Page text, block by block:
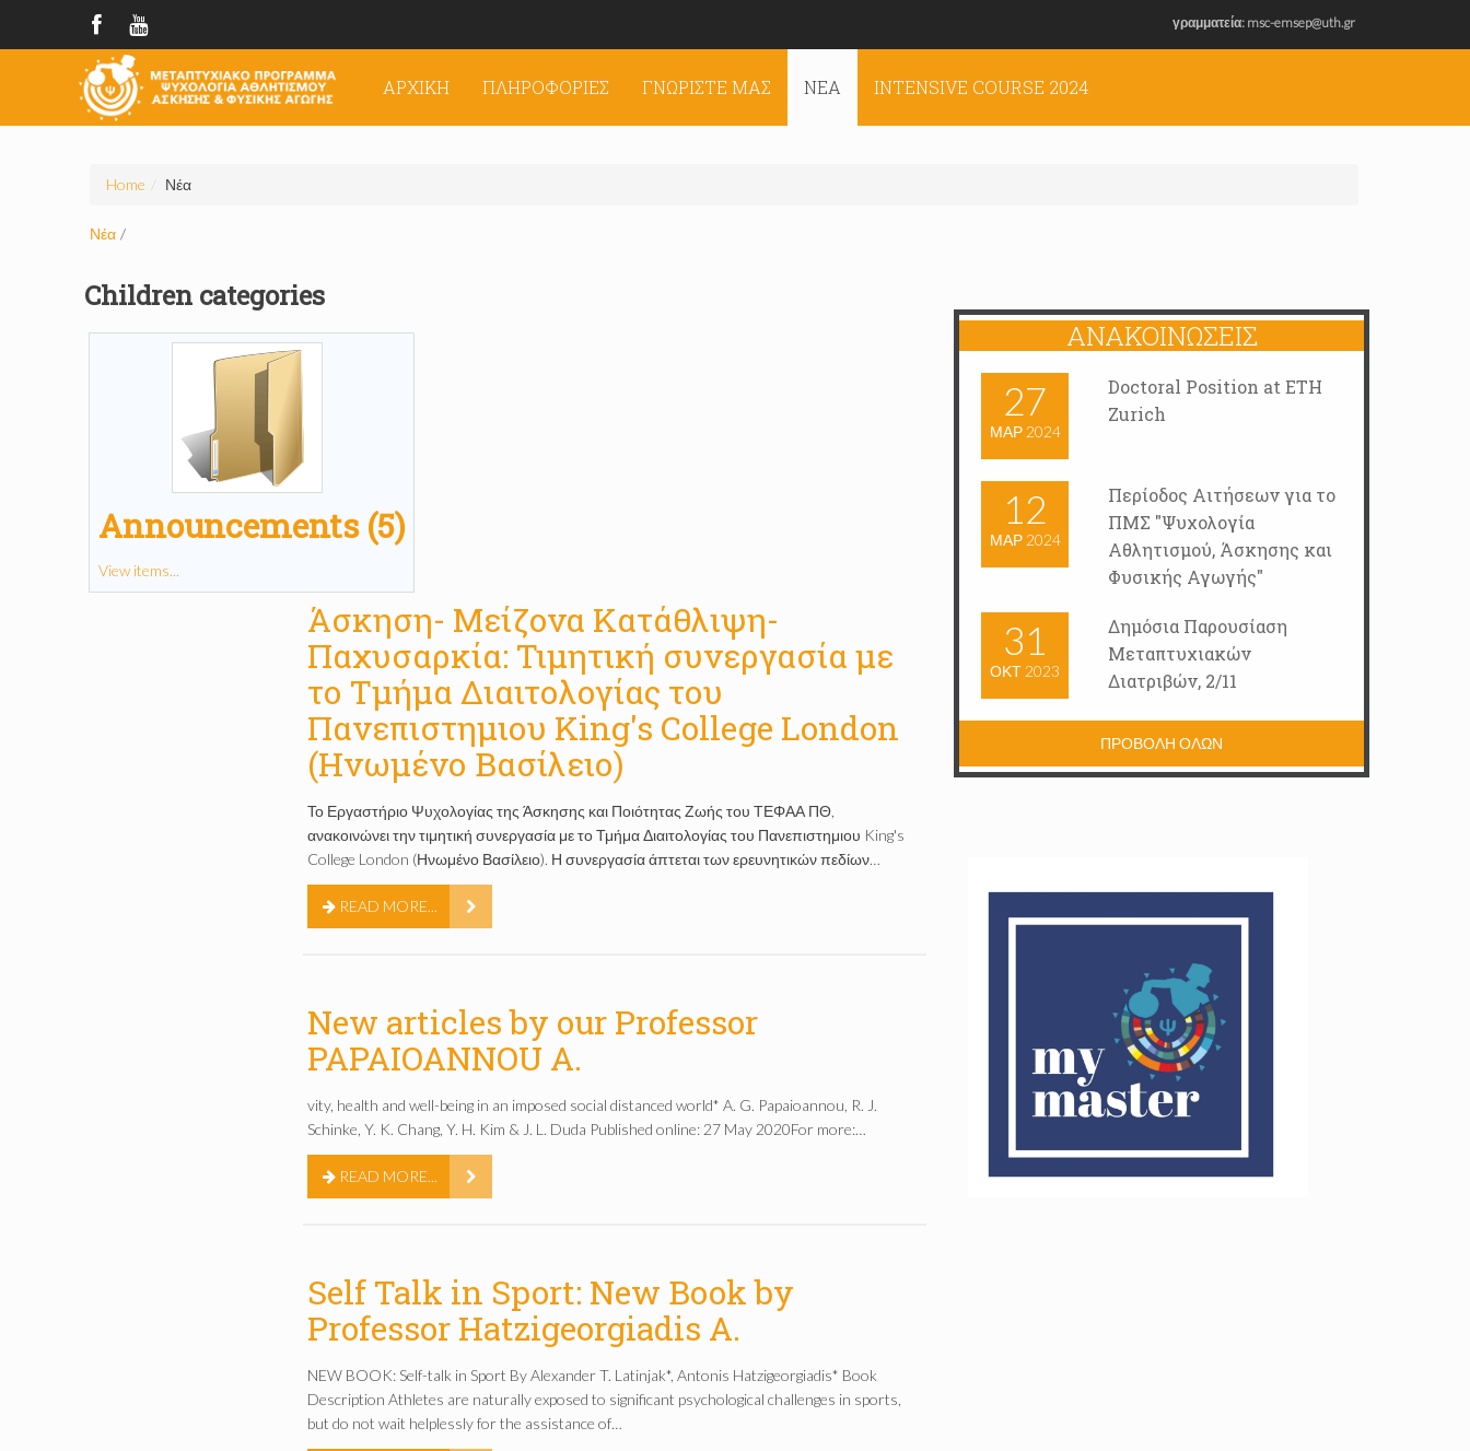
γραμματεία: msc-emsep@uth.gr
ΑΡΧΙΚΉ ΠΛΗΡΟΦΟΡΊΕΣ ΓΝΩΡΊΣΤΕ ΜΑΣ ΝΈΑ INTENSIVE COURSE 2024
Home / Νέα
Νέα /
Children categories
Announcements (5)
View items...
Άσκηση- Μείζονα Κατάθλιψη-
Παχυσαρκία: Τιμητική συνεργασία με
το Τμήμα Διαιτολογίας του
Πανεπιστημιου King's College London
(Ηνωμένο Βασίλειο)
Το Εργαστήριο Ψυχολογίας της Άσκησης και Ποιότητας Ζωής του ΤΕΦΑΑ ΠΘ,
ανακοινώνει την τιμητική συνεργασία με το Τμήμα Διαιτολογίας του Πανεπιστημιου King's
College London (Ηνωμένο Βασίλειο). Η συνεργασία άπτεται των ερευνητικών πεδίων…
READ MORE...
New articles by our Professor
PAPAIOANNOU A.
vity, health and well-being in an imposed social distanced world* A. G. Papaioannou, R. J.
Schinke, Y. K. Chang, Y. H. Kim & J. L. Duda Published online: 27 May 2020For more:…
READ MORE...
Self Talk in Sport: New Book by
Professor Hatzigeorgiadis A.
NEW BOOK: Self-talk in Sport By Alexander T. Latinjak*, Antonis Hatzigeorgiadis* Book
Description Athletes are naturally exposed to significant psychological challenges in sports,
but do not wait helplessly for the assistance of…
ΑΝΑΚΟΙΝΏΣΕΙΣ
27
ΜΑΡ 2024
Doctoral Position at ETH
Zurich
12
ΜΑΡ 2024
Περίοδος Αιτήσεων για το
ΠΜΣ "Ψυχολογία
Αθλητισμού, Άσκησης και
Φυσικής Αγωγής"
31
ΟΚΤ 2023
Δημόσια Παρουσίαση
Μεταπτυχιακών
Διατριβών, 2/11
ΠΡΟΒΟΛΗ ΟΛΩΝ